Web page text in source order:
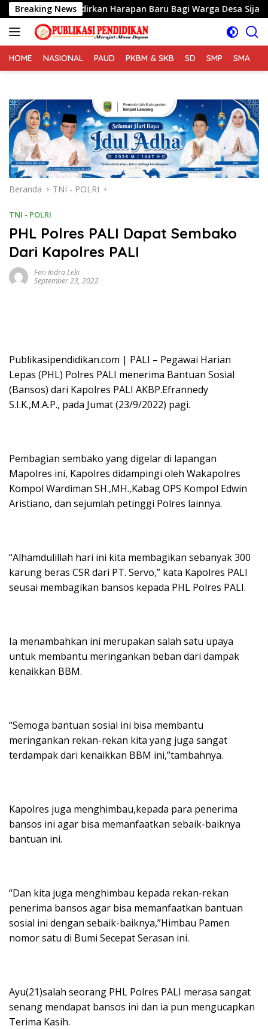
Langsung
ke
konten
Breaking News
Hadirkan Harapan Baru Bagi Warga Desa Sijarango
HOME NASIONAL PAUD PKBM & SKB SD SMP SMA
Beranda TNI - POLRI
TNI - POLRI
PHL Polres PALI Dapat Sembako
Dari Kapolres PALI
Feri Indra Leki
September 23, 2022
Publikasipendidikan.com | PALI – Pegawai Harian
Lepas (PHL) Polres PALI menerima Bantuan Sosial
(Bansos) dari Kapolres PALI AKBP.Efrannedy
S.I.K.,M.A.P., pada Jumat (23/9/2022) pagi.
Pembagian sembako yang digelar di lapangan
Mapolres ini, Kapolres didampingi oleh Wakapolres
Kompol Wardiman SH.,MH.,Kabag OPS Kompol Edwin
Aristiano, dan sejumlah petinggi Polres lainnya.
“Alhamdulillah hari ini kita membagikan sebanyak 300
karung beras CSR dari PT. Servo,” kata Kapolres PALI
seusai membagikan bansos kepada PHL Polres PALI.
Ia menambahkan ini merupakan salah satu upaya
untuk membantu meringankan beban dari dampak
kenaikkan BBM.
“Semoga bantuan sosial ini bisa membantu
meringankan rekan-rekan kita yang juga sangat
terdampak dari kenaikkan BBM ini,”tambahnya.
Kapolres juga menghimbau,kepada para penerima
bansos ini agar bisa memanfaatkan sebaik-baiknya
bantuan ini.
“Dan kita juga menghimbau kepada rekan-rekan
penerima bansos agar bisa memanfaatkan bantuan
sosial ini dengan sebaik-baiknya,”Himbau Pamen
nomor satu di Bumi Secepat Serasan ini.
Ayu(21)salah seorang PHL Polres PALI merasa sangat
senang mendapat bansos ini dan ia pun mengucapkan
Terima Kasih.